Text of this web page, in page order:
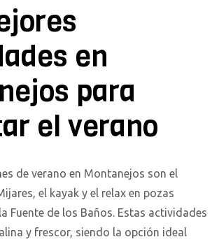
en
para
el verano
de verano en Montanejos son el
el kayak y el relax en pozas
Fuente de los Baños. Estas actividades
y frescor, siendo la opción ideal